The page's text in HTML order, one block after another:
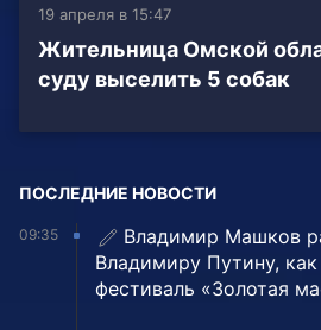
19 апреля в 15:47
Жительница Омской
суду выселить 5 собак
ПОСЛЕДНИЕ НОВОСТИ
09:35
Владимир Машков
Владимиру Путину,
фестиваль «Золотая